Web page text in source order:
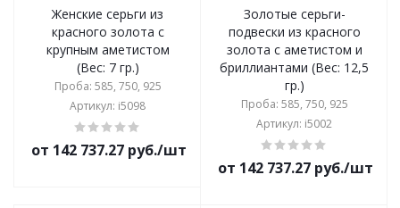
Женские серьги из
красного золота с
крупным аметистом
(Вес: 7 гр.)
Проба: 585, 750, 925
Артикул: i5098
от 142 737.27 руб./шт
Золотые серьги-
подвески из красного
золота с аметистом и
бриллиантами (Вес: 12,5
гр.)
Проба: 585, 750, 925
Артикул: i5002
от 142 737.27 руб./шт